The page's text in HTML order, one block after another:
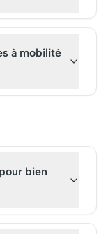
à mobilité
bien